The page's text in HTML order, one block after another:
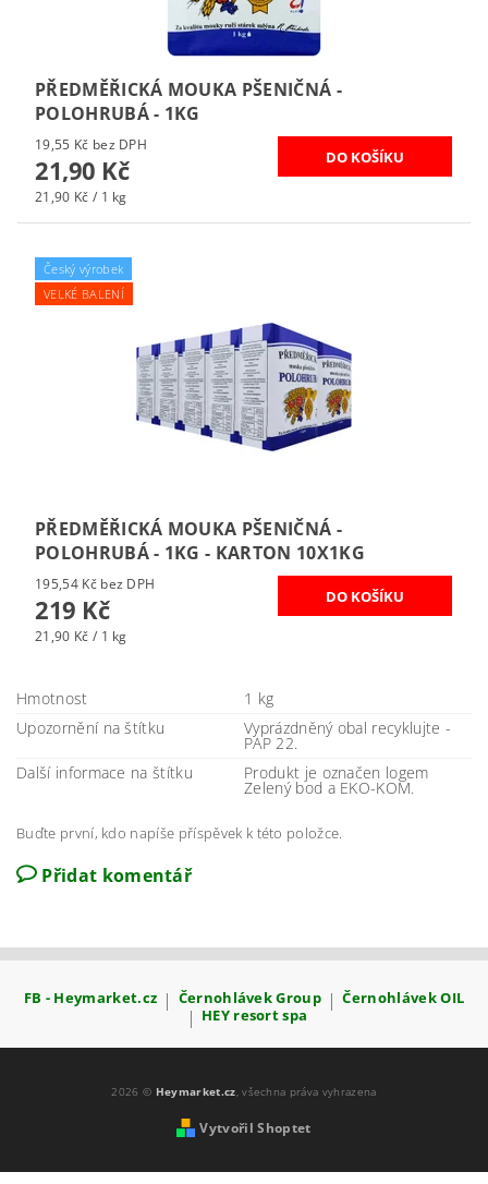
PŘEDMĚŘICKÁ MOUKA PŠENIČNÁ -
POLOHRUBÁ - 1KG
19,55 Kč bez DPH
21,90 Kč
21,90 Kč / 1 kg
Český výrobek
VELKÉ BALENÍ
PŘEDMĚŘICKÁ MOUKA PŠENIČNÁ -
POLOHRUBÁ - 1KG - KARTON 10X1KG
195,54 Kč bez DPH
219 Kč
21,90 Kč / 1 kg
Hmotnost
1 kg
Upozornění na štítku
Vyprázdněný obal recyklujte -
PAP 22.
Další informace na štítku
Produkt je označen logem
Zelený bod a EKO-KOM.
Buďte první, kdo napíše příspěvek k této položce.
Přidat komentář
FB - Heymarket.cz | Černohlávek Group | Černohlávek OIL
| HEY resort spa
2026 © Heymarket.cz, všechna práva vyhrazena
Vytvořil Shoptet